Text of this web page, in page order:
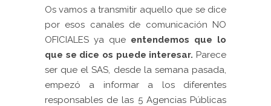
Os vamos a transmitir aquello que se dice
por esos canales de comunicación NO
OFICIALES ya que entendemos que lo
que se dice os puede interesar. Parece
ser que el SAS, desde la semana pasada,
empezó a informar a los diferentes
responsables de las 5 Agencias Públicas